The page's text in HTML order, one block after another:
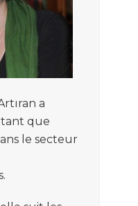
a
que
le secteur
.